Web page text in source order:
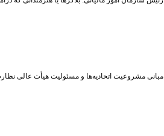
مبانی مشروعیت اتحادیه‌ها و مسئولیت هیأت عالی